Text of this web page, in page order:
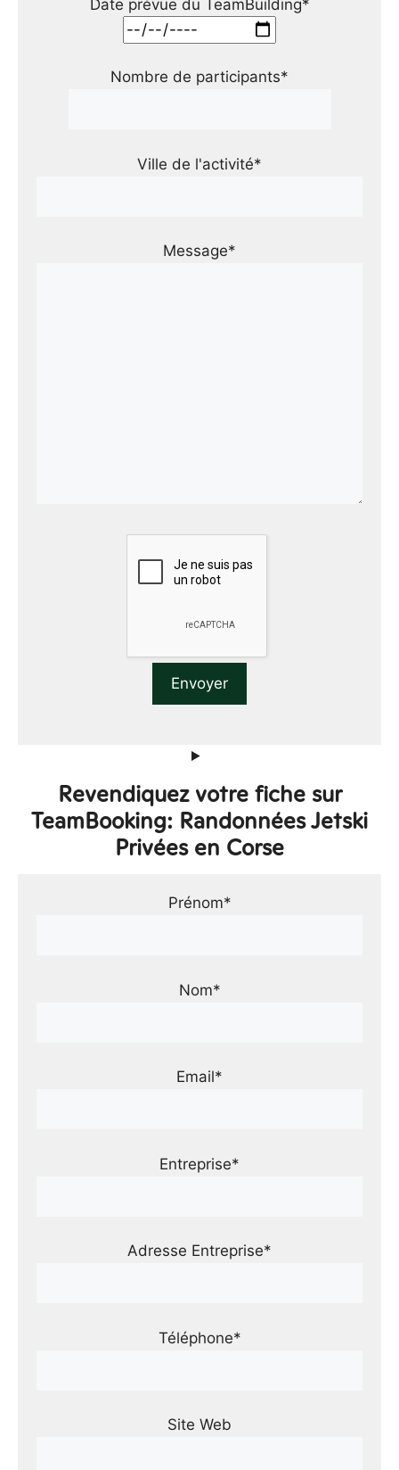
Date prévue du TeamBuilding*
Nombre de participants*
Ville de l'activité*
Message*
Revendiquez votre fiche sur
TeamBooking: Randonnées Jetski
Privées en Corse
Prénom*
Nom*
Email*
Entreprise*
Adresse Entreprise*
Téléphone*
Site Web